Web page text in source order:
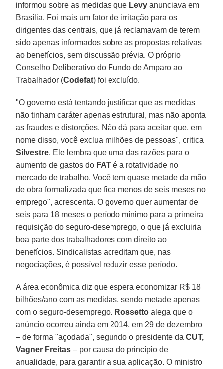
informou sobre as medidas que Levy anunciava em
Brasília. Foi mais um fator de irritação para os
dirigentes das centrais, que já reclamavam de terem
sido apenas informados sobre as propostas relativas
ao benefícios, sem discussão prévia. O próprio
Conselho Deliberativo do Fundo de Amparo ao
Trabalhador (Codefat) foi excluído.
"O governo está tentando justificar que as medidas
não tinham caráter apenas estrutural, mas não aponta
as fraudes e distorções. Não dá para aceitar que, em
nome disso, você exclua milhões de pessoas", critica
Silvestre. Ele lembra que uma das razões para o
aumento de gastos do FAT é a rotatividade no
mercado de trabalho. Você tem quase metade da mão
de obra formalizada que fica menos de seis meses no
emprego", acrescenta. O governo quer aumentar de
seis para 18 meses o período mínimo para a primeira
requisição do seguro-desemprego, o que já excluiria
boa parte dos trabalhadores com direito ao
benefícios. Sindicalistas acreditam que, nas
negociações, é possível reduzir esse período.
A área econômica diz que espera economizar R$ 18
bilhões/ano com as medidas, sendo metade apenas
com o seguro-desemprego. Rossetto alega que o
anúncio ocorreu ainda em 2014, em 29 de dezembro
– de forma "açodada", segundo o presidente daCUT,
Vagner Freitas – por causa do princípio de
anualidade, para garantir a sua aplicação. O ministro